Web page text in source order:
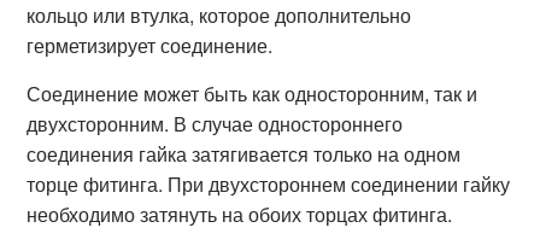
кольцо или втулка, которое дополнительно
герметизирует соединение.
Соединение может быть как односторонним, так и
двухсторонним. В случае одностороннего
соединения гайка затягивается только на одном
торце фитинга. При двухстороннем соединении гайку
необходимо затянуть на обоих торцах фитинга.